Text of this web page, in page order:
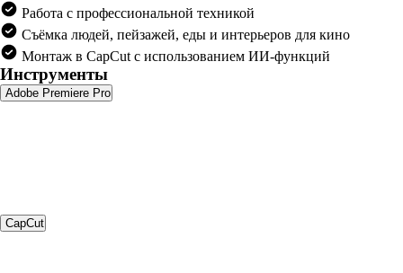
Работа с профессиональной техникой
Съёмка людей, пейзажей, еды и интерьеров для кино
Монтаж в CapCut с использованием ИИ-функций
Инструменты
Adobe Premiere Pro
CapCut